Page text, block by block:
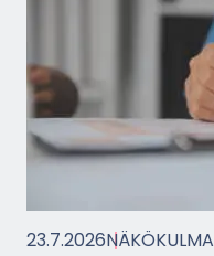
23.7.2026NÄ­KÖ­KUL­MA